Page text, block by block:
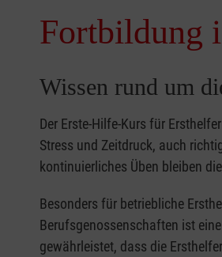
Fortbildung
Wissen rund um
Der Erste-Hilfe-Kurs für
Stress und Zeitdruck, auch
kontinuierliches Üben bleiben
Besonders für betriebliche
Berufsgenossenschaften ist
gewährleistet, dass die